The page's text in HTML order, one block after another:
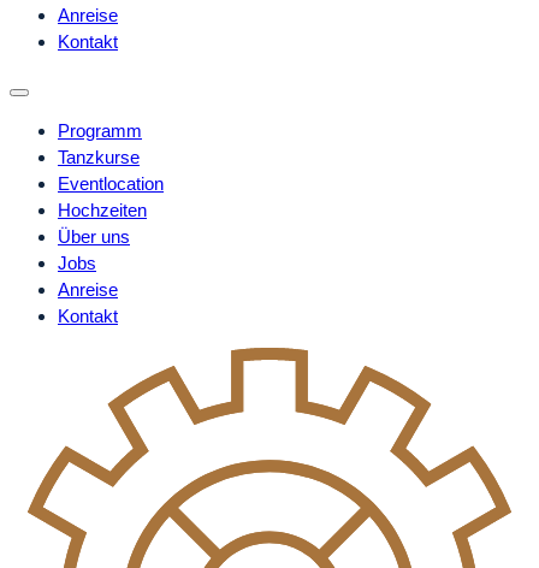
Anreise
Kontakt
Programm
Tanzkurse
Eventlocation
Hochzeiten
Über uns
Jobs
Anreise
Kontakt